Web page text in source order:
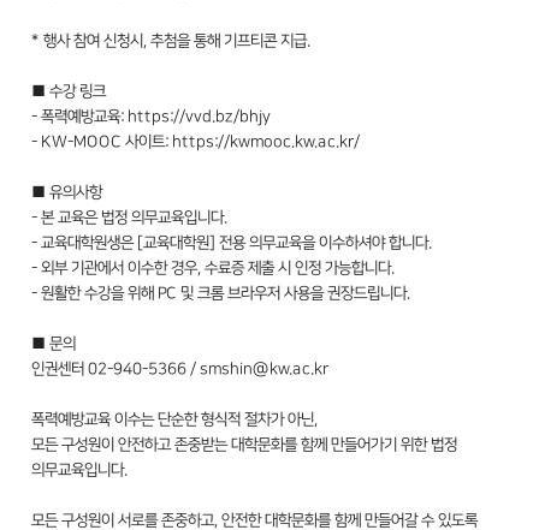
* 행사 참여 신청시, 추첨을 통해 기프티콘 지급.
■ 수강 링크
- 폭력예방교육: https://vvd.bz/bhjy
- KW-MOOC 사이트: https://kwmooc.kw.ac.kr/
■ 유의사항
- 본 교육은 법정 의무교육입니다.
- 교육대학원생은 [교육대학원] 전용 의무교육을 이수하셔야 합니다.
- 외부 기관에서 이수한 경우, 수료증 제출 시 인정 가능합니다.
- 원활한 수강을 위해 PC 및 크롬 브라우저 사용을 권장드립니다.
■ 문의
인권센터 02-940-5366 / smshin@kw.ac.kr
폭력예방교육 이수는 단순한 형식적 절차가 아닌,
모든 구성원이 안전하고 존중받는 대학문화를 함께 만들어가기 위한 법정
의무교육입니다.
모든 구성원이 서로를 존중하고, 안전한 대학문화를 함께 만들어갈 수 있도록